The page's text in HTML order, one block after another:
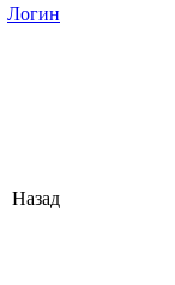
Логин
Назад